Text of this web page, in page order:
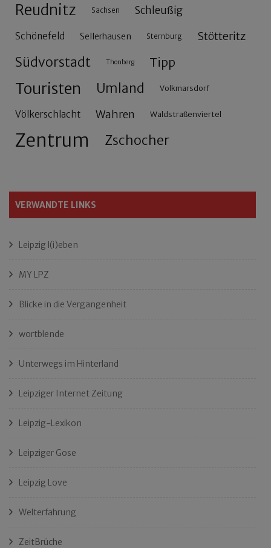
Reudnitz Sachsen Schleußig
Schönefeld Sellerhausen Sternburg Stötteritz
Südvorstadt Thonberg Tipp
Touristen Umland Volkmarsdorf
Völkerschlacht Wahren Waldstraßenviertel
Zentrum Zschocher
VERWANDTE LINKS
Leipzig l(i)eben
MY LPZ
Blicke in die Vergangenheit
wortblende
Unterwegs im Hinterland
Leipziger Internet Zeitung
Leipzig-Lexikon
Leipziger Gose
Leipzig Love
Welterfahrung
ZeitBrüche